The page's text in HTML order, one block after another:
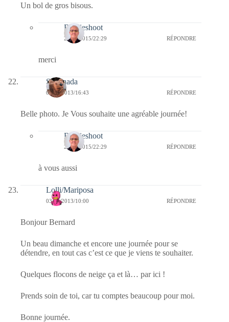
Un bol de gros bisous.
Bernieshoot
20/01/2015/22:29 RÉPONDRE
merci
Sartenada
03/02/2013/16:43 RÉPONDRE
Belle photo. Je Vous souhaite une agréable journée!
Bernieshoot
20/01/2015/22:29 RÉPONDRE
à vous aussi
Lolli/Mariposa
03/02/2013/10:00 RÉPONDRE
Bonjour Bernard
Un beau dimanche et encore une journée pour se
détendre, en tout cas c’est ce que je viens te souhaiter.
Quelques flocons de neige ça et là… par ici !
Prends soin de toi, car tu comptes beaucoup pour moi.
Bonne journée.